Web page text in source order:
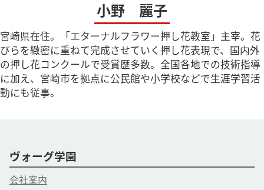
ヴォーグ学園オンライン事業部**
ご予約・お問合せはお電話でも
ＴＥＬ ０３－６３６９－８８７８
営業時間 9：15－17：15
・ヴォーグ学園のIDやパスワードが分からない
・新規お客様登録が出来ない
・コンビニ支払の用紙を送付して欲しい
小野 麗子
宮崎県在住。「エターナルフラワー押し花教室」主宰。花
びらを緻密に重ねて完成させていく押し花表現で、国内外
の押し花コンクールで受賞歴多数。全国各地での技術指導
に加え、宮崎市を拠点に公民館や小学校などで生涯学習活
動にも従事。
ヴォーグ学園
会社案内